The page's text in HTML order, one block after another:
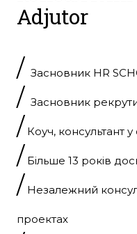
Аdjutor
/ Засновник HR
/ Засновник
/ Коуч, консультант
/ Більше 13 років
/ Незалежний
проектах